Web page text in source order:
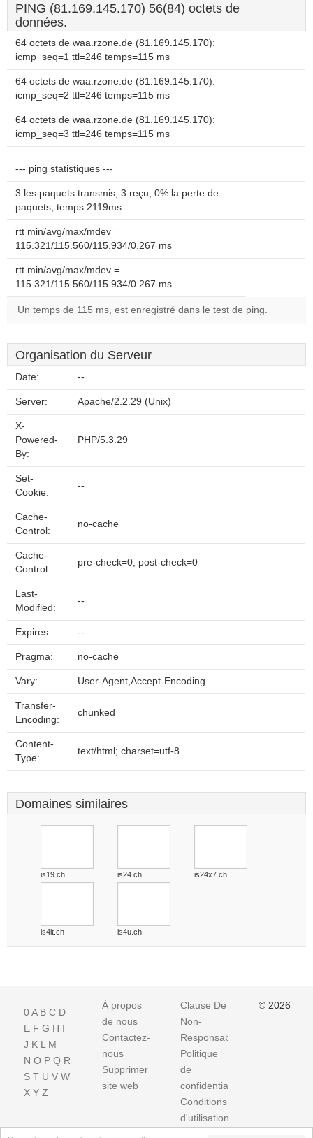
PING (81.169.145.170) 56(84) octets de
données.
64 octets de waa.rzone.de (81.169.145.170):
icmp_seq=1 ttl=246 temps=115 ms
64 octets de waa.rzone.de (81.169.145.170):
icmp_seq=2 ttl=246 temps=115 ms
64 octets de waa.rzone.de (81.169.145.170):
icmp_seq=3 ttl=246 temps=115 ms
--- ping statistiques ---
3 les paquets transmis, 3 reçu, 0% la perte de
paquets, temps 2119ms
rtt min/avg/max/mdev =
115.321/115.560/115.934/0.267 ms
rtt min/avg/max/mdev =
115.321/115.560/115.934/0.267 ms
Un temps de 115 ms, est enregistré dans le test de ping.
Organisation du Serveur
Date: --
Server: Apache/2.2.29 (Unix)
X-
Powered-
By:
PHP/5.3.29
Set-
Cookie:
--
Cache-
Control:
no-cache
Cache-
Control:
pre-check=0, post-check=0
Last-
Modified:
--
Expires: --
Pragma: no-cache
Vary: User-Agent,Accept-Encoding
Transfer-
Encoding:
chunked
Content-
Type:
text/html; charset=utf-8
Domaines similaires
is19.ch is24.ch is24x7.ch
is4it.ch is4u.ch
0A B C D
E F G H I
J K L M
N O P Q R
S T U V W
X Y Z
À propos
de nous
Contactez-
nous
Supprimer
site web
Clause De
Non-
Responsabilite
Politique
de
confidentialité
Conditions
d'utilisation
© 2026